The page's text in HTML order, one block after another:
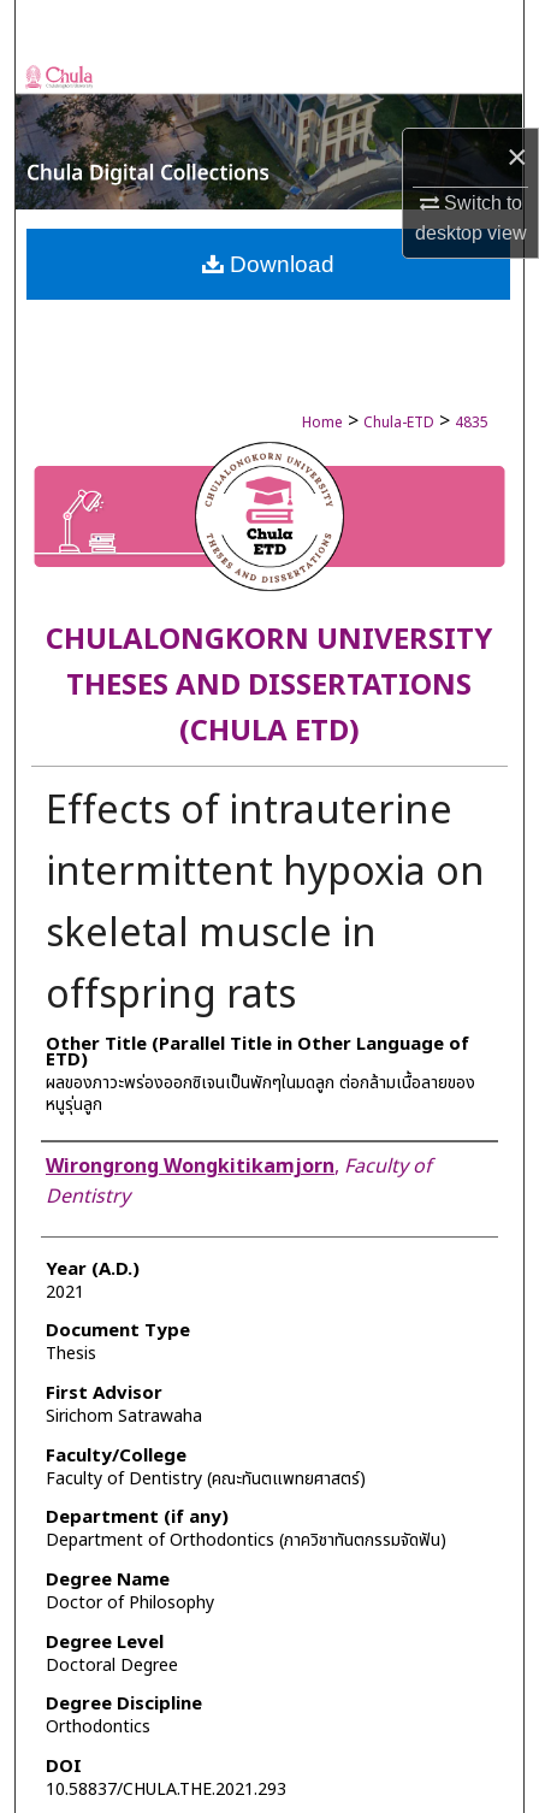
×
Switch to
desktopview
Browse Collections
My Account
About
Digital Commons Network™
Home > Chula-ETD > 4835
CHULALONGKORN UNIVERSITY
THESES AND DISSERTATIONS
(CHULA ETD)
Effects of intrauterine
intermittent hypoxia on
skeletal muscle in
offspring rats
Other Title (Parallel Title in Other Language of
ETD)
ผลของภาวะพร่องออกซิเจนเป็นพักๆในมดลูก ต่อกล้ามเนื้อลายของ
หนูรุ่นลูก
Author
Wirongrong Wongkitikamjorn, Faculty of
Dentistry
Year (A.D.)
2021
Document Type
Thesis
First Advisor
Sirichom Satrawaha
Faculty/College
Faculty of Dentistry (คณะทันตแพทยศาสตร์)
Department (if any)
Department of Orthodontics (ภาควิชาทันตกรรมจัดฟัน)
Degree Name
Doctor of Philosophy
Degree Level
Doctoral Degree
Degree Discipline
Orthodontics
DOI
10.58837/CHULA.THE.2021.293
Download